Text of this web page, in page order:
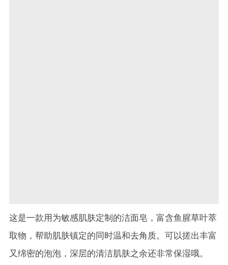
这是一款用为敏感肌肤定制的洁面皂，富含鱼腥草叶萃
取物，帮助肌肤镇定的同时温和去角质。可以搓出丰富
又绵密的泡泡，深层的清洁肌肤之余还非常保湿哦。